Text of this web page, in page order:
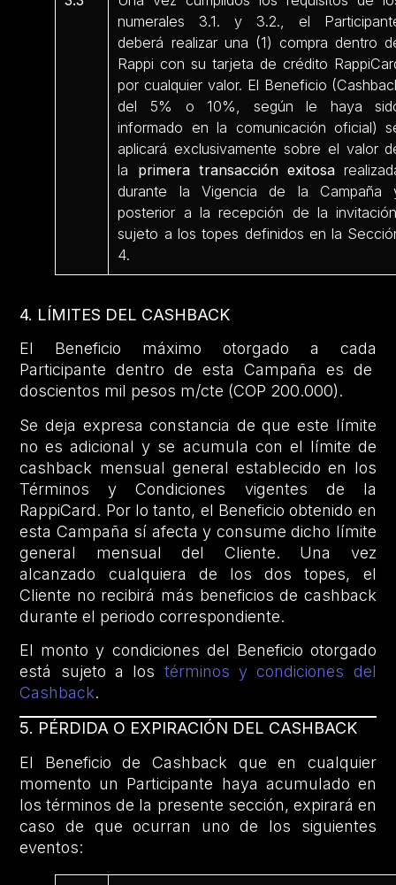
numerales 3.1. y 3.2., el
deberá realizar una (1) compra dentro
Rappi con su tarjeta de crédito
por cualquier valor. El Beneficio
del 5% o 10%, según le haya
informado en la comunicación oficial)
aplicará exclusivamente sobre el valor
la primera transacción exitosa
durante la Vigencia de la Campaña
posterior a la recepción de la
sujeto a los topes definidos en la
4.
4. LÍMITES DEL CASHBACK
El Beneficio máximo otorgado a cada
Participante dentro de esta Campaña es de
doscientos mil pesos m/cte (COP 200.000).
Se deja expresa constancia de que este límite
no es adicional y se acumula con el límite de
cashback mensual general establecido en los
Términos y Condiciones vigentes de la
RappiCard. Por lo tanto, el Beneficio obtenido en
esta Campaña sí afecta y consume dicho límite
general mensual del Cliente. Una vez
alcanzado cualquiera de los dos topes, el
Cliente no recibirá más beneficios de cashback
durante el periodo correspondiente.
El monto y condiciones del Beneficio otorgado
está sujeto a los términos y condiciones del
Cashback.
5. PÉRDIDA O EXPIRACIÓN DEL CASHBACK
El Beneficio de Cashback que en cualquier
momento un Participante haya acumulado en
los términos de la presente sección, expirará en
caso de que ocurran uno de los siguientes
eventos: